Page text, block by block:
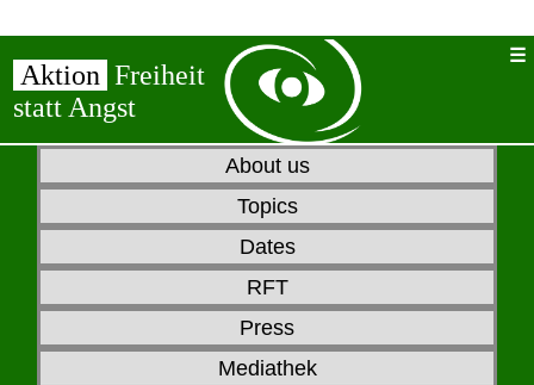
Aktion Freiheit
statt Angst
About us
Topics
Dates
RFT
Press
Mediathek